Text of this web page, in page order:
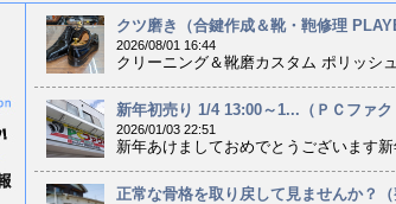
クツ磨き（合鍵作成＆靴・鞄修理
2026/08/01 16:44
クリーニング＆靴磨カスタム ポリッシュ
新年初売り 1/4 13:00～1...（ＰＣファク
2026/01/03 22:51
新年あけましておめでとうございます
正常な骨格を取り戻して見ませんか？